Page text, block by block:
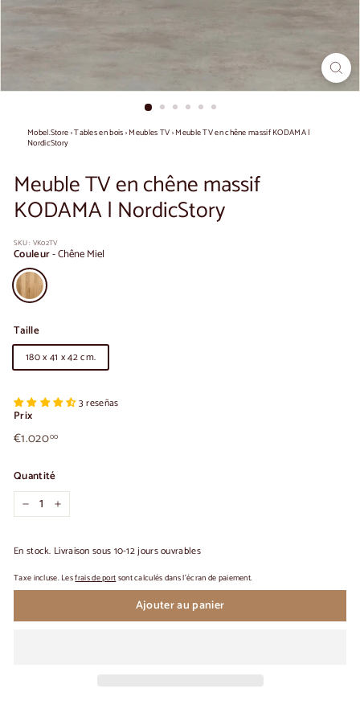
Mobel.Store›Tables en bois›Meubles TV›Meuble TV en chêne massif KODAMA |
NordicStory
Meuble TV en chêne massif
KODAMA | NordicStory
SKU : VK02TV
Couleur-Chêne Miel
Taille
180 x 41 x 42 cm.
3 reseñas
Prix
Prix
habituel
€1.02000€1.020,00
Quantité
+
En stock. Livraison sous 10-12 jours ouvrables
Taxe incluse. Lesfrais de portsont calculés dans l'écran de paiement.
Ajouter au panier